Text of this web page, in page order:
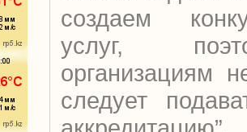
создаем
услуг,
организациям
следует